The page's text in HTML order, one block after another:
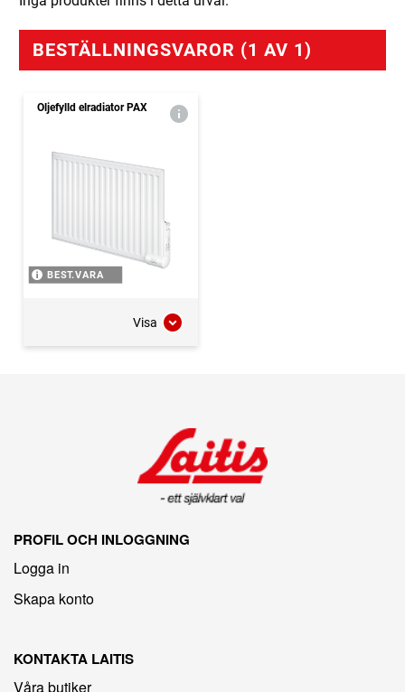
BESTÄLLNINGSVAROR (1 AV 1)
Oljefylld elradiator PAX
BEST.VARA
Visa
PROFIL OCH INLOGGNING
Logga in
Skapa konto
KONTAKTA LAITIS
Våra butiker